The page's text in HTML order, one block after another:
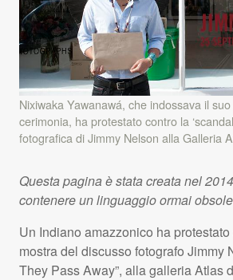
Nixiwaka Yawanawá, che indossava il
cerimonia, ha protestato contro la
fotografica di Jimmy Nelson alla Galleria
Questa pagina è stata creata nel
contenere un linguaggio ormai
Un Indiano amazzonico ha
mostra del discusso fotografo Jimmy
They Pass Away”, alla galleria Atlas